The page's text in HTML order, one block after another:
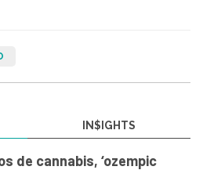
IN$IGHTS
de cannabis, ‘ozempic